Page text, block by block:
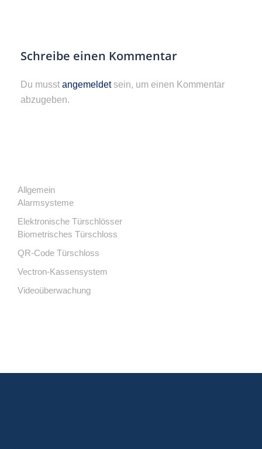
Schreibe einen Kommentar
Du musst angemeldetsein, um einen Kommentar
abzugeben.
Allgemein
Alarmsysteme
Elektronische Türschlösser
Biometrisches Türschloss
QR-Code Türschloss
Vectron-Kassensystem
Videoüberwachung